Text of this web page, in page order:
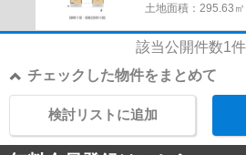
土地面積： 295.63㎡
該当公開件数1
チェックした物件をまとめて
検討リストに追加